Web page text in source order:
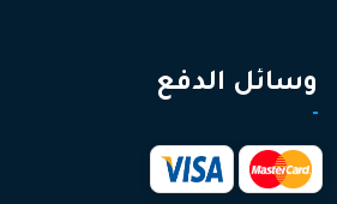
وسائل الدفع